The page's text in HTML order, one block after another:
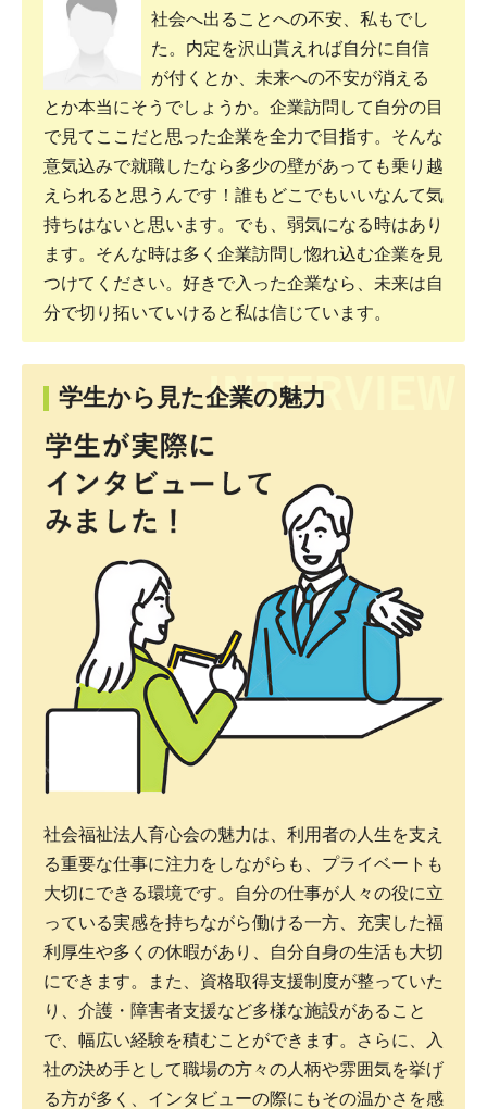
社会へ出ることへの不安、私もでし
た。内定を沢山貰えれば自分に自信
が付くとか、未来への不安が消える
とか本当にそうでしょうか。企業訪問して自分の目
で見てここだと思った企業を全力で目指す。そんな
意気込みで就職したなら多少の壁があっても乗り越
えられると思うんです！誰もどこでもいいなんて気
持ちはないと思います。でも、弱気になる時はあり
ます。そんな時は多く企業訪問し惚れ込む企業を見
つけてください。好きで入った企業なら、未来は自
分で切り拓いていけると私は信じています。
学生から見た企業の魅力
社会福祉法人育心会の魅力は、利用者の人生を支え
る重要な仕事に注力をしながらも、プライベートも
大切にできる環境です。自分の仕事が人々の役に立
っている実感を持ちながら働ける一方、充実した福
利厚生や多くの休暇があり、自分自身の生活も大切
にできます。また、資格取得支援制度が整っていた
り、介護・障害者支援など多様な施設があること
で、幅広い経験を積むことができます。さらに、入
社の決め手として職場の方々の人柄や雰囲気を挙げ
る方が多く、インタビューの際にもその温かさを感